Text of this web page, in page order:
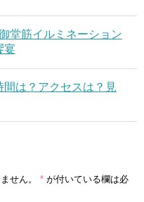
堂筋イルミネーション
宴
は？アクセスは？見
せん。 * が付いている欄は必